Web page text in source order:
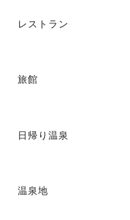
レストラン
旅館
日帰り温泉
温泉地